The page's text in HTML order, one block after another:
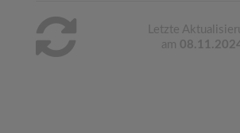
Letzte
am